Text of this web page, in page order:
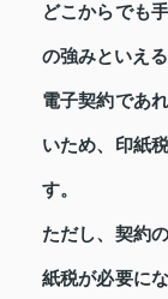
どこからでも
の強みといえる
電子契約であ
いため、印紙
す。
ただし、契約
紙税が必要に